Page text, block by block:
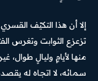
إلا أن هذا التكيّف
تزعزع الثوابت وتغرس
منها لأيامٍ وليالٍ طوال،
سمائه، لا اتجاه له